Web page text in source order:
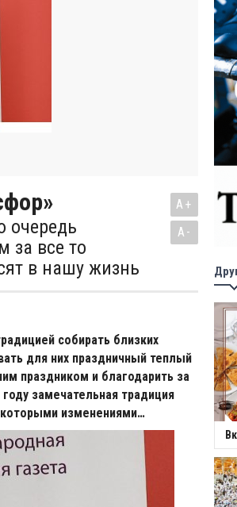
очередь
за все то
в нашу жизнь
A+
A-
собирать близких
для них праздничный теплый
праздником и благодарить за
замечательная традиция
изменениями…